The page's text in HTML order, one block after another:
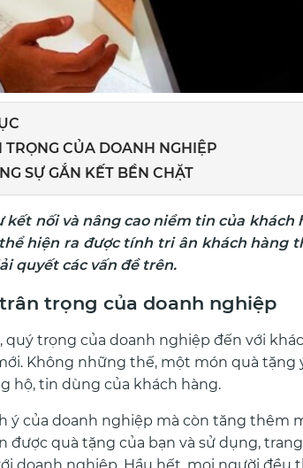
TRỌNG CỦA DOANH NGHIỆP
SỰ GẮN KẾT BỀN CHẶT
nối và nâng cao niềm tin của khách
hiện ra được tính tri ân khách hàng
quyết các vấn đề trên.
trọng của doanh nghiệp
trọng của doanh nghiệp đến với
Không những thế, một món quà tặng
hộ, tin dùng của khách hàng.
của doanh nghiệp mà còn tăng thêm
quà tặng của bạn và sử dụng,